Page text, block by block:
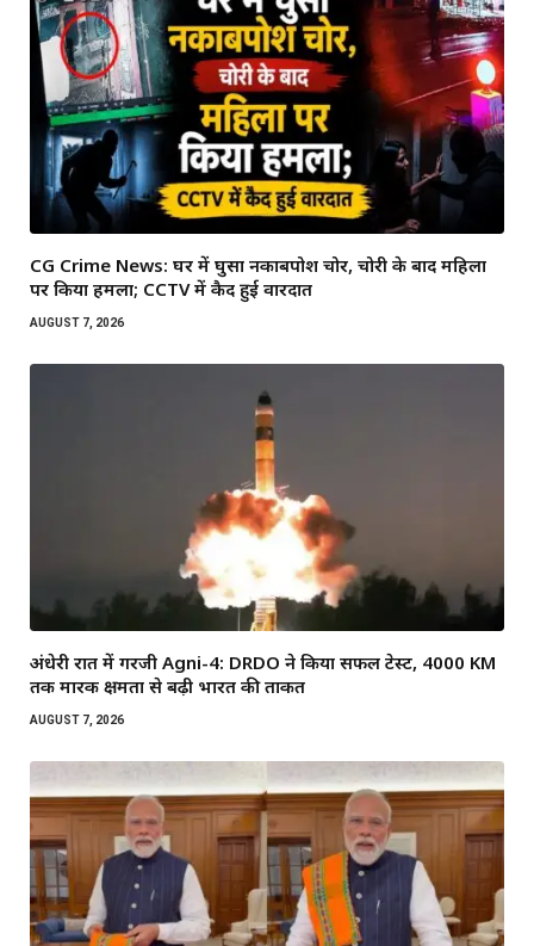
CG Crime News: घर में घुसा नकाबपोश चोर, चोरी के बाद महिला
पर किया हमला; CCTV में कैद हुई वारदात
AUGUST 7, 2026
अंधेरी रात में गरजी Agni-4: DRDO ने किया सफल टेस्ट, 4000 KM
तक मारक क्षमता से बढ़ी भारत की ताकत
AUGUST 7, 2026